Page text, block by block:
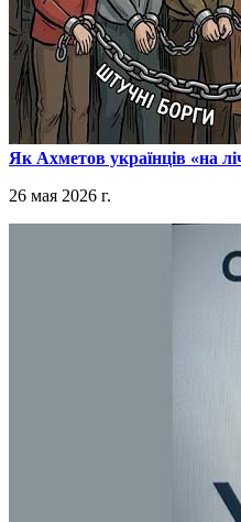
​Як Ахметов українців «на
26 мая 2026 г.